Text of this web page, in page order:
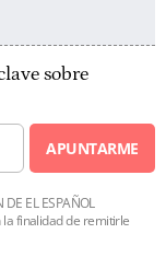
sobre
APUNTARME
EL ESPAÑOL
la finalidad de remitirle